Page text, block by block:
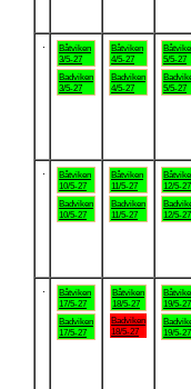
Båtviken
3/5-27
Badviken
3/5-27
Båtviken
4/5-27
Badviken
4/5-27
5/5-27
5/5-27
Båtviken
10/5-27
Badviken
10/5-27
Båtviken
11/5-27
Badviken
11/5-27
12/5-27
12/5-27
Båtviken
17/5-27
Badviken
17/5-27
Båtviken
18/5-27
Badviken
18/5-27
19/5-27
19/5-27